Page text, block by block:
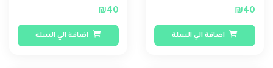
₪40
اضافة الي السلة
₪40
اضافة الي السلة